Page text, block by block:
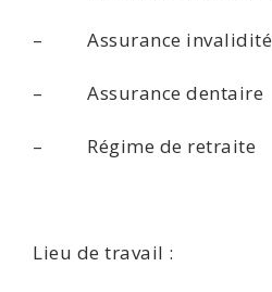
– Assurance invalidité
– Assurance dentaire
– Régime de retraite
Lieu de travail :